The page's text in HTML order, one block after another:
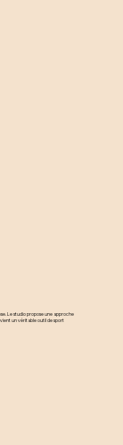
Le studio propose une approche
un véritable outil de sport